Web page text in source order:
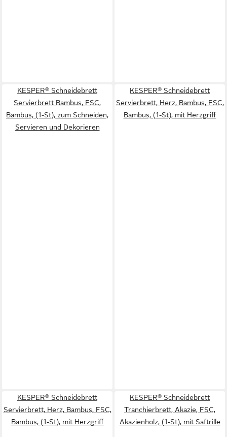
KESPER® Schneidebrett
Servierbrett Bambus, FSC,
Bambus, (1-St), zum Schneiden,
Servieren und Dekorieren
KESPER® Schneidebrett
Servierbrett, Herz, Bambus, FSC,
Bambus, (1-St), mit Herzgriff
KESPER® Schneidebrett
Servierbrett, Herz, Bambus, FSC,
Bambus, (1-St), mit Herzgriff
KESPER® Schneidebrett
Tranchierbrett, Akazie, FSC,
Akazienholz, (1-St), mit Saftrille